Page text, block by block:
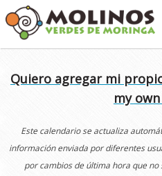
Skip
to
content
Quiero agregar mi
my
Este calendario se actualiza
información enviada por diferentes
por cambios de última hora que